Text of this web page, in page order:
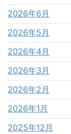
2026年6月
2026年5月
2026年4月
2026年3月
2026年2月
2026年1月
2025年12月